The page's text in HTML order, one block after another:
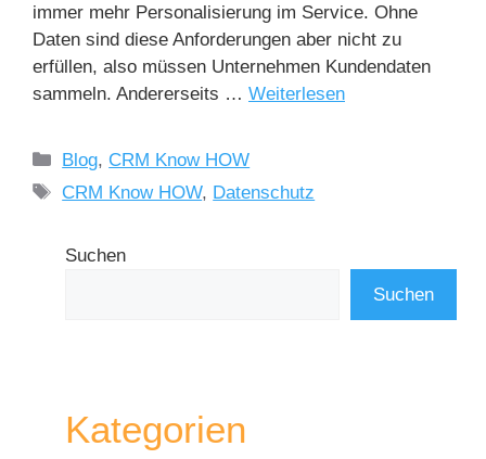
immer mehr Personalisierung im Service. Ohne
Daten sind diese Anforderungen aber nicht zu
erfüllen, also müssen Unternehmen Kundendaten
sammeln. Andererseits … Weiterlesen
Blog, CRM Know HOW
CRM Know HOW, Datenschutz
Suchen
Suchen
Kategorien